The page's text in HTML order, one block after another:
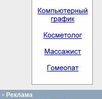
Реклама